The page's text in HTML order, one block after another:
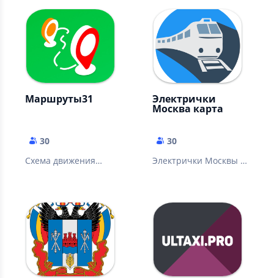
Маршруты31
30
Схема движения
Электрички
Москва карта
30
Электрички Москвы -
Москвы и области